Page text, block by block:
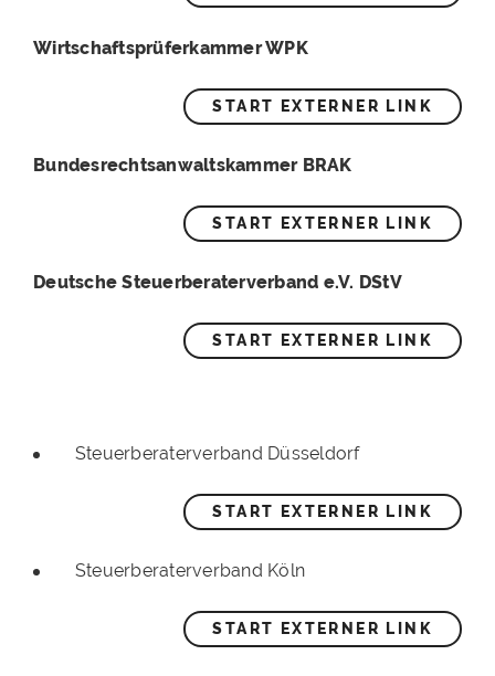
Wirtschaftsprüferkammer WPK
START EXTERNER LINK
Bundesrechtsanwaltskammer BRAK
START EXTERNER LINK
Deutsche Steuerberaterverband e.V. DStV
START EXTERNER LINK
Steuerberaterverband Düsseldorf
START EXTERNER LINK
Steuerberaterverband Köln
START EXTERNER LINK